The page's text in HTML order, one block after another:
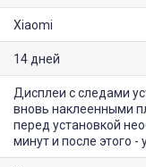
Xiaomi
14 дней
Дисплеи с следами
вновь наклеенными
перед установкой
минут и после этого -